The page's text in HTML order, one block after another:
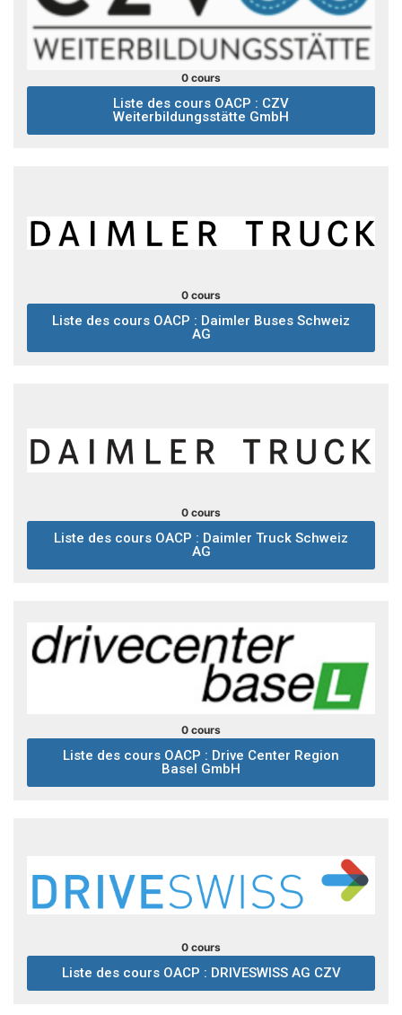
0 cours
Liste des cours OACP : CZV
Weiterbildungsstätte GmbH
0 cours
Liste des cours OACP : Daimler Buses Schweiz
AG
0 cours
Liste des cours OACP : Daimler Truck Schweiz
AG
0 cours
Liste des cours OACP : Drive Center Region
Basel GmbH
0 cours
Liste des cours OACP : DRIVESWISS AG CZV